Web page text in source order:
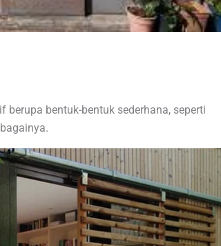
bentuk-bentuk sederhana, seperti